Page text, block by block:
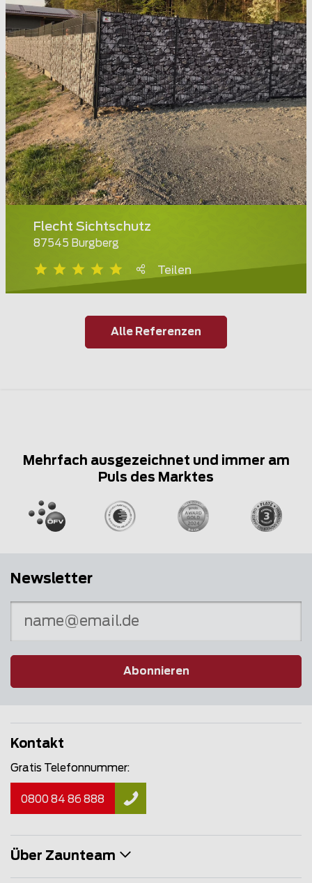
Flecht Sichtschutz
87545 Burgberg
Teilen
Alle Referenzen
Mehrfach ausgezeichnet und immer am
Puls des Marktes
Newsletter
Abonnieren
Kontakt
Gratis Telefonnummer:
0800 84 86 888
Über Zaunteam